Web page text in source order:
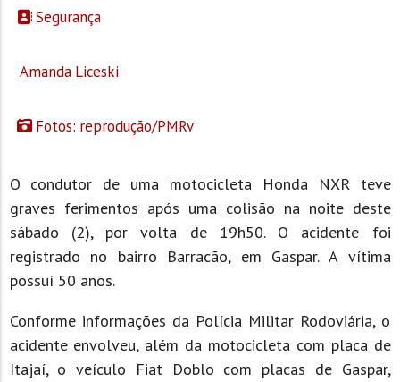
Segurança
Amanda Liceski
Fotos: reprodução/PMRv
O condutor de uma motocicleta Honda NXR teve
graves ferimentos após uma colisão na noite deste
sábado (2), por volta de 19h50. O acidente foi
registrado no bairro Barracão, em Gaspar. A vítima
possuí 50 anos.
Conforme informações da Polícia Militar Rodoviária, o
acidente envolveu, além da motocicleta com placa de
Itajaí, o veículo Fiat Doblo com placas de Gaspar,